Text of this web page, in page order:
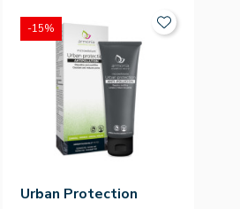
Urban Protection
-15%